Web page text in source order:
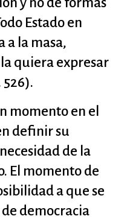
Estado en
a la masa,
quiera expresar
526).
momento en el
definir su
de la
El momento de
a que se
democracia